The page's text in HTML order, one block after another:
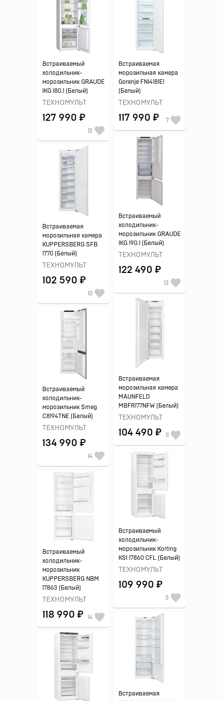
Встраиваемый
холодильник-
морозильник GRAUDE
IKG 180.1 (Белый)
ТЕХНОМУЛЬТ
127 990 ₽
12
Встраиваемая
морозильная камера
Gorenje FNI4181E1
(Белый)
ТЕХНОМУЛЬТ
117 990 ₽ 7
Встраиваемый
холодильник-
морозильник GRAUDE
IKG 190.1 (Белый)
ТЕХНОМУЛЬТ
122 490 ₽
13
Встраиваемая
морозильная камера
KUPPERSBERG SFB
1770 (Белый)
ТЕХНОМУЛЬТ
102 590 ₽
10
Встраиваемая
морозильная камера
MAUNFELD
MBFR177NFW (Белый)
ТЕХНОМУЛЬТ
104 490 ₽ 11
Встраиваемый
холодильник-
морозильник Smeg
C8194TNE (Белый)
ТЕХНОМУЛЬТ
134 990 ₽
14
Встраиваемый
холодильник-
морозильник Korting
KSI 17860 CFL (Белый)
ТЕХНОМУЛЬТ
109 990 ₽
5
Встраиваемый
холодильник-
морозильник
KUPPERSBERG NBM
17863 (Белый)
ТЕХНОМУЛЬТ
118 990 ₽ 14
Встраиваемая